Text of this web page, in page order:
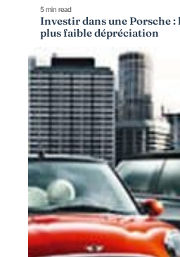
5 min read
Investir dans une Porsche :
plus faible dépréciation